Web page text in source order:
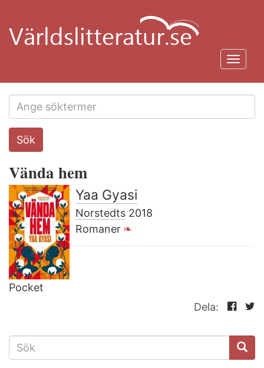
huvudinnehåll
Search
this
Sök
Vända hem
Yaa Gyasi
Norstedts 2018
Romaner
Pocket
Dela:
SÖKFORMULÄR